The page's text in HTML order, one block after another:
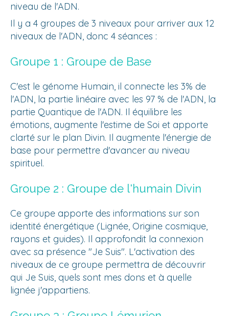
niveau de l'ADN.
Il y a 4 groupes de 3 niveaux pour arriver aux 12
niveaux de l'ADN, donc 4 séances :
Groupe 1 : Groupe de Base
C'est le génome Humain, il connecte les 3% de
l'ADN, la partie linéaire avec les 97 % de l'ADN, la
partie Quantique de l'ADN. Il équilibre les
émotions, augmente l'estime de Soi et apporte
clarté sur le plan Divin. Il augmente l'énergie de
base pour permettre d'avancer au niveau
spirituel.
Groupe 2 : Groupe de l'humain Divin
Ce groupe apporte des informations sur son
identité énergétique (Lignée, Origine cosmique,
rayons et guides). Il approfondit la connexion
avec sa présence "Je Suis". L'activation des
niveaux de ce groupe permettra de découvrir
qui Je Suis, quels sont mes dons et à quelle
lignée j'appartiens.